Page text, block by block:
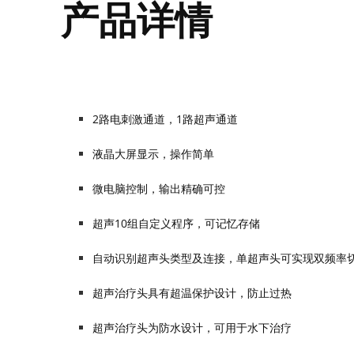
产品详情
2路电刺激通道，1路超声通道
液晶大屏显示，操作简单
微电脑控制，输出精确可控
超声10组自定义程序，可记忆存储
自动识别超声头类型及连接，单超声头可实现双频率
超声治疗头具有超温保护设计，防止过热
超声治疗头为防水设计，可用于水下治疗